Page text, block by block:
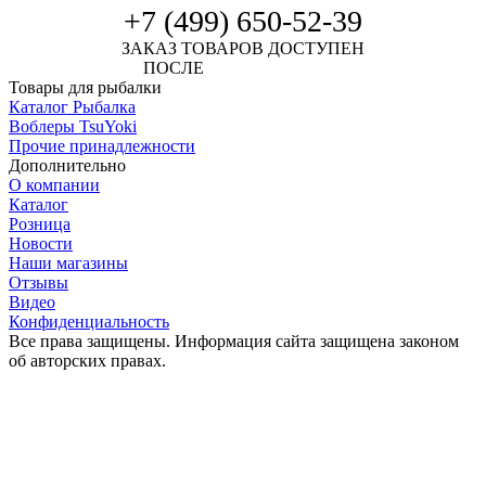
+7 (499) 650-52-39
ЗАКАЗ ТОВАРОВ ДОСТУПЕН
ПОСЛЕ
Товары для рыбалки
Каталог Рыбалка
Воблеры TsuYoki
Прочие принадлежности
Дополнительно
О компании
Каталог
Розница
Новости
Наши магазины
Отзывы
Видео
Конфиденциальность
Все права защищены. Информация сайта защищена законом
об авторских правах.